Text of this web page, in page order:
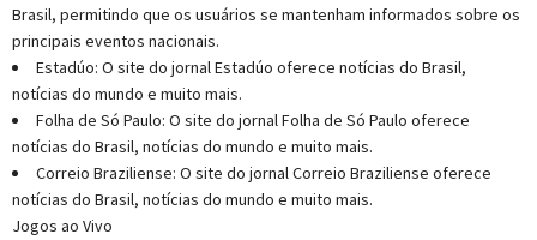
Brasil, permitindo que os usuários se mantenham informados sobre os
principais eventos nacionais.
Estadúo: O site do jornal Estadúo oferece notícias do Brasil,
notícias do mundo e muito mais.
Folha de Só Paulo: O site do jornal Folha de Só Paulo oferece
notícias do Brasil, notícias do mundo e muito mais.
Correio Braziliense: O site do jornal Correio Braziliense oferece
notícias do Brasil, notícias do mundo e muito mais.
Jogos ao Vivo